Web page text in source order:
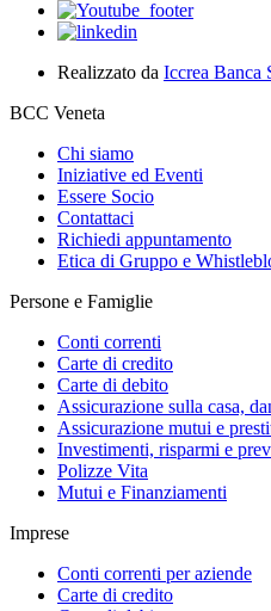
Realizzato da Iccrea Banca
BCC Veneta
Chi siamo
Iniziative ed Eventi
Essere Socio
Contattaci
Richiedi appuntamento
Etica di Gruppo e
Persone e Famiglie
Conti correnti
Carte di credito
Carte di debito
Assicurazione sulla casa,
Assicurazione mutui e
Investimenti, risparmi e
Polizze Vita
Mutui e Finanziamenti
Imprese
Conti correnti per aziende
Carte di credito